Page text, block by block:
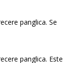
panglica. Se
panglica. Este